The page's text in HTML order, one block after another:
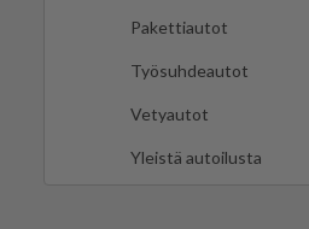
Pakettiautot
Työsuhdeautot
Vetyautot
Yleistä autoilusta